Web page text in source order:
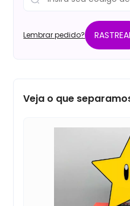
Lembrar pedido?
Veja o que